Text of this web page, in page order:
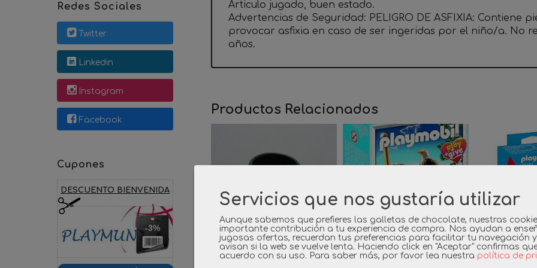
Redes Sociales
Twitter
Linkedin
Instagram
Facebook
Cupones
DESCUENTO BIENVENIDA
-3%
Articulo jugado, buen estado.
Advertencias de Seguridad: PELIGRO DE ASFIXIA: Contiene
provocar asfixia en caso de ser ingeridas por el niño/a. No
años.
Productos Relacionados
PLAYMOBIL CUBO
PLAYMOBIL 9149 PLAY
Servicios que nos gustaría utilizar
Aunque sabemos que prefieres las galletas de chocolate, nuestras
importante contribución a tu experiencia de compra. Nos ayudan a
jugosas ofertas, recuerdan tus preferencias para facilitar tu navegación
avisan si la web se vuelve lenta. Haciendo click en "Aceptar" confirmas
acuerdo con su uso. Para saber más, por favor lea nuestra política de